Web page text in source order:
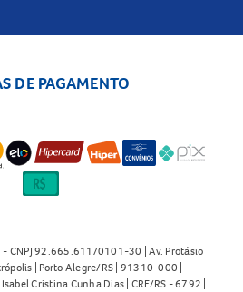
DE PAGAMENTO
- CNPJ 92.665.611/0101-30 | Av. Protásio
| Porto Alegre/RS | 91310-000 |
Cristina Cunha Dias | CRF/RS - 6792 |